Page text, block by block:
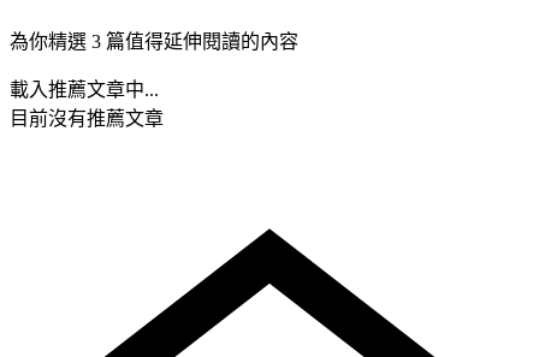
為你精選 3 篇值得延伸閱讀的內容
載入推薦文章中...
目前沒有推薦文章